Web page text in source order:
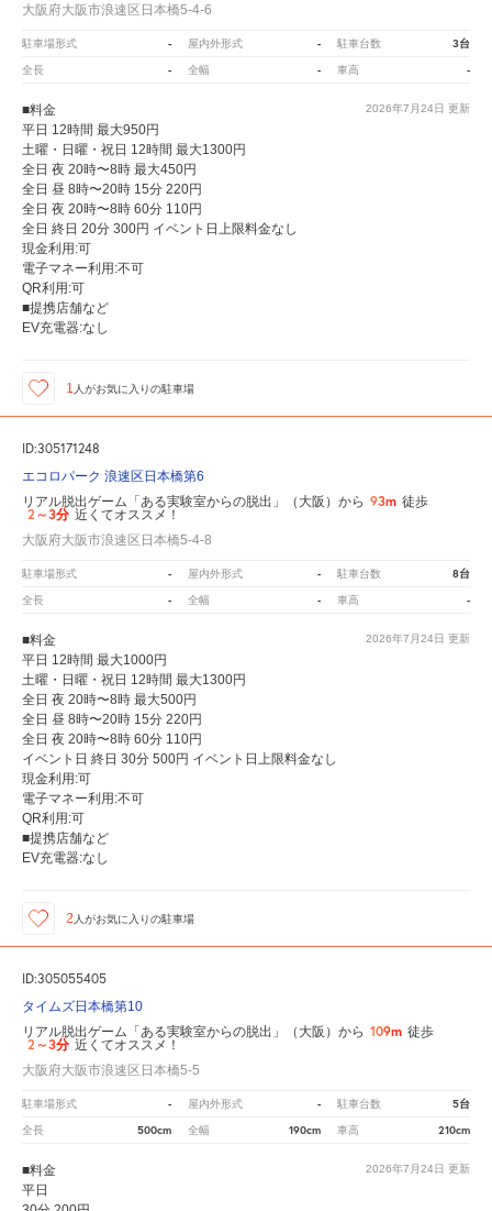
大阪府大阪市浪速区日本橋5-4-6
駐車場形式 - 屋内外形式 - 駐車台数 3台
全長 - 全幅 - 車高 -
2026年7月24日 更新
■料金
平日 12時間 最大950円
土曜・日曜・祝日 12時間 最大1300円
全日 夜 20時〜8時 最大450円
全日 昼 8時〜20時 15分 220円
全日 夜 20時〜8時 60分 110円
全日 終日 20分 300円 イベント日上限料金なし
現金利用:可
電子マネー利用:不可
QR利用:可
■提携店舗など
EV充電器:なし
1 人がお気に入りの駐車場
ID:305171248
エコロパーク 浪速区日本橋第6
リアル脱出ゲーム「ある実験室からの脱出」（大阪）から 93m 徒歩
2～3分 近くてオススメ！
大阪府大阪市浪速区日本橋5-4-8
駐車場形式 - 屋内外形式 - 駐車台数 8台
全長 - 全幅 - 車高 -
2026年7月24日 更新
■料金
平日 12時間 最大1000円
土曜・日曜・祝日 12時間 最大1300円
全日 夜 20時〜8時 最大500円
全日 昼 8時〜20時 15分 220円
全日 夜 20時〜8時 60分 110円
イベント日 終日 30分 500円 イベント日上限料金なし
現金利用:可
電子マネー利用:不可
QR利用:可
■提携店舗など
EV充電器:なし
2 人がお気に入りの駐車場
ID:305055405
タイムズ日本橋第10
リアル脱出ゲーム「ある実験室からの脱出」（大阪）から 109m 徒歩
2～3分 近くてオススメ！
大阪府大阪市浪速区日本橋5-5
駐車場形式 - 屋内外形式 - 駐車台数 5台
全長 500cm 全幅 190cm 車高 210cm
2026年7月24日 更新
■料金
平日